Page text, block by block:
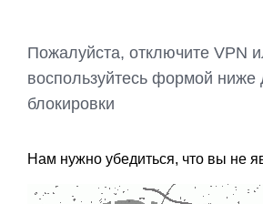
Пожалуйста, отключите VPN
воспользуйтесь формой ниже
блокировки
Нам нужно убедиться, что вы не